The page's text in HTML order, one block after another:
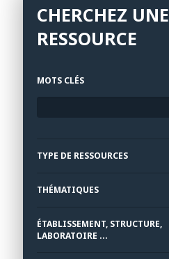
CHERCHEZ UNE
RESSOURCE
MOTS CLÉS
TYPE DE RESSOURCES
THÉMATIQUES
ÉTABLISSEMENT, STRUCTURE,
LABORATOIRE ...